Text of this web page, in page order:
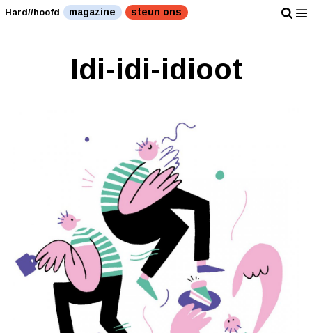
Hard//hoofd magazine steun ons
Idi-idi-idioot